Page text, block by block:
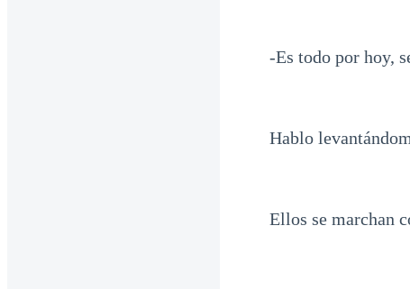
-Es todo por hoy,
Hablo
Ellos se marchan